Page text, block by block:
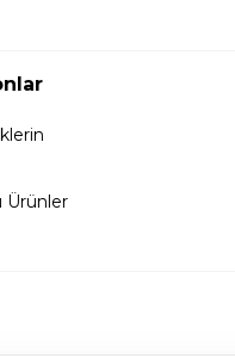
Ürünler